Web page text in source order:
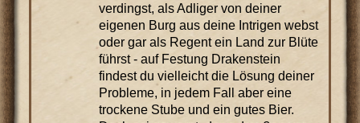
verdingst, als Adliger von deiner
eigenen Burg aus deine Intrigen webst
oder gar als Regent ein Land zur Blüte
führst - auf Festung Drakenstein
findest du vielleicht die Lösung deiner
Probleme, in jedem Fall aber eine
trockene Stube und ein gutes Bier.